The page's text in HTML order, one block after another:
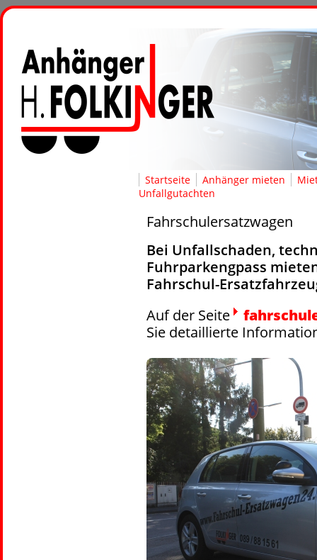
Startseite Anhänger mieten
Unfallgutachten
Fahrschulersatzwagen
Bei Unfallschaden,
Fuhrparkengpass
Fahrschul-
Auf der Seite
Sie detaillierte